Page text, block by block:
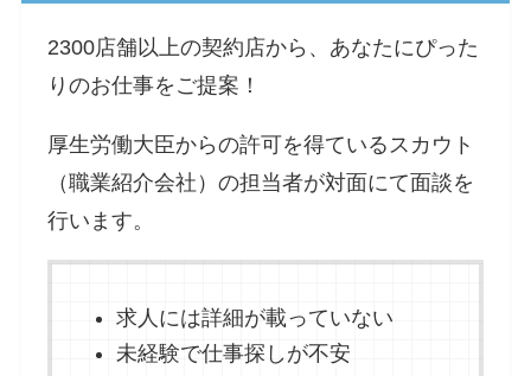
2300店舗以上の契約店から、あなたにぴった
りのお仕事をご提案！
厚生労働大臣からの許可を得ているスカウト
（職業紹介会社）の担当者が対面にて面談を
行います。
求人には詳細が載っていない
未経験で仕事探しが不安